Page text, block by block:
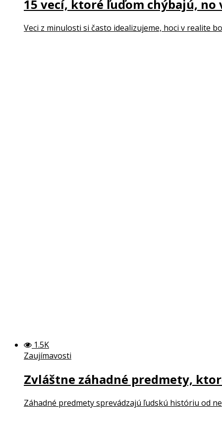
15 vecí, ktoré ľuďom chýbajú,
Veci z minulosti si často idealizujeme, hoci v realite
1.5K
Zaujímavosti
Zvláštne záhadné predmety,
Záhadné predmety sprevádzajú ľudskú históriu od